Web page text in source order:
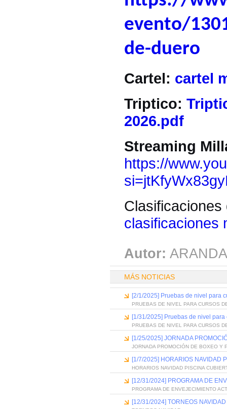
evento/
de-duero
Cartel: cartel
Triptico:
2026.pdf
Streaming
https://
clasificaciones
Autor:
MÁS NOTICIAS
[2/1/2025] Pruebas de nivel para
PRUEBAS DE NIVEL PARA CURSOS
[1/31/2025] Pruebas de nivel
PRUEBAS DE NIVEL PARA CURSOS
[1/25/2025] JORNADA
JORNADA PROMOCIÓN DE BOXEO Y
[1/7/2025] HORARIOS NAVIDAD
HORARIOS NAVIDAD PISCINA
[12/31/2024] PROGRAMA DE
PROGRAMA DE ENVEJECIMIENTO
[12/31/2024] TORNEOS NAVIDAD